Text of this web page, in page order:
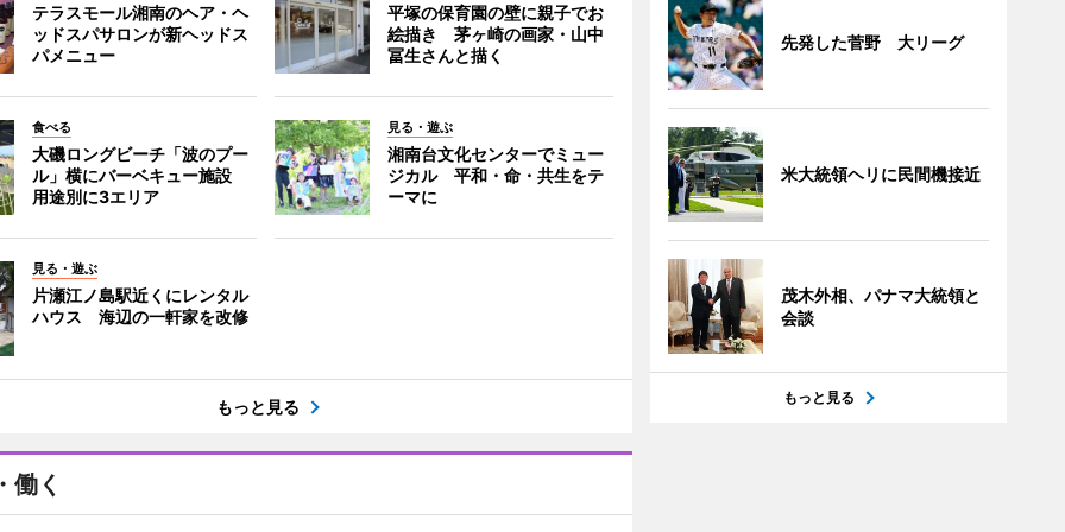
テラスモール湘南のヘア・ヘ
ッドスパサロンが新ヘッドス
パメニュー
平塚の保育園の壁に親子でお
絵描き 茅ヶ崎の画家・山中
冨生さんと描く
食べる
大磯ロングビーチ「波のプー
ル」横にバーベキュー施設
用途別に3エリア
見る・遊ぶ
湘南台文化センターでミュー
ジカル 平和・命・共生をテ
ーマに
見る・遊ぶ
片瀬江ノ島駅近くにレンタル
ハウス 海辺の一軒家を改修
もっと見る
働く
先発した菅野 大リーグ
米大統領ヘリに民間機接近
茂木外相、パナマ大統領と
会談
もっと見る